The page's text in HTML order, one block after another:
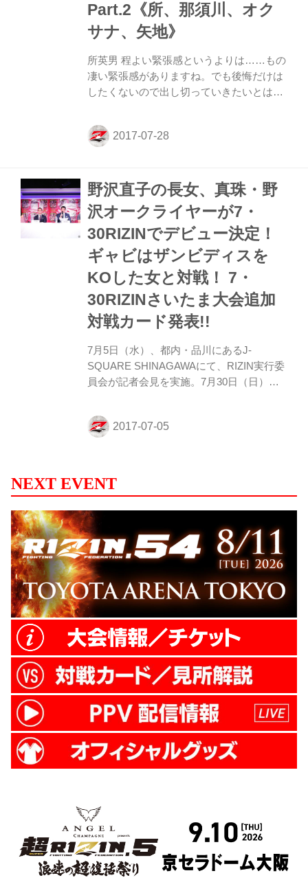
Part.2《所、那須川、オク
サナ、矢地》
所英男 程よい緊張感というよりは……もの
凄い緊張感がありますね。でも後悔だけは
したくないので出し切っていきたいとは思
ですか？ 所 いつもの試合前の感じです。
いつも通りです。 ──気持ちの面ではどう
口選手との試合を目前に現在の心境はどう
ですか？ 所 堀口選手と試合をさせてもら
うっていうことで、程よい緊張感というよ
りは…… もの凄い緊張感がありますね。で
も後悔だけはしたくないので出し切ってい
きたいとは思いますね。 ──これまでのト
レーニングはどうでしたか？ 所 試合まで
の過...
野沢直子の長女、真珠・野
沢オークライヤーが7・
30RIZINでデビュー決定！
ギャビはザンビディスを
KOした女と対戦！ 7・
30RIZINさいたま大会追加
対戦カード発表!!
7月5日（水）、都内・品川にあるJ-
SQUARE SHINAGAWAにて、RIZIN実行委
員会が記者会見を実施。7月30日（日）に
『RIZIN FIGHTING WORLD GRAND-PRIX
2017 バンタム級トーナメント 1st ROUND
延彦統括本部長が登壇。榊原委員長からは
当日の19:00～20:54という時間帯でフジテ
レビにて、同大会を地上波放送することの
発表があった。さらに、スカパー！、
GYAO!というメディアで生中継も行なわれ
る。 また、真夏の決戦キャンペ...
NEXT EVENT